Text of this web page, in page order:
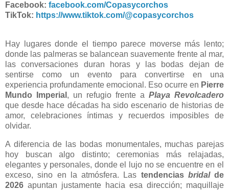
Facebook: facebook.com/Copasycorchos
TikTok: https://www.tiktok.com/@copasycorchos
Hay lugares donde el tiempo parece moverse más lento;
donde las palmeras se balancean suavemente frente al mar,
las conversaciones duran horas y las bodas dejan de
sentirse como un evento para convertirse en una
experiencia profundamente emocional. Eso ocurre en Pierre
Mundo Imperial , un refugio frente a Playa Revolcadero
que desde hace décadas ha sido escenario de historias de
amor, celebraciones íntimas y recuerdos imposibles de
olvidar.
A diferencia de las bodas monumentales, muchas parejas
hoy buscan algo distinto; ceremonias más relajadas,
elegantes y personales, donde el lujo no se encuentre en el
exceso, sino en la atmósfera. Las tendencias bridalde
2026 apuntan justamente hacia esa dirección; maquillaje